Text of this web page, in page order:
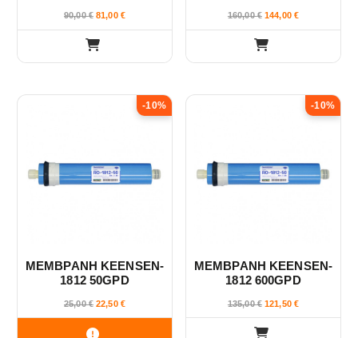
90,00€ 81,00 € 160,00€ 144,00 €
-10%
ΜΕΜΒΡΑΝΗ KEENSEN-
1812 50GPD
25,00€ 22,50 €
-10%
ΜΕΜΒΡΑΝΗ KEENSEN-
1812 600GPD
135,00€ 121,50 €